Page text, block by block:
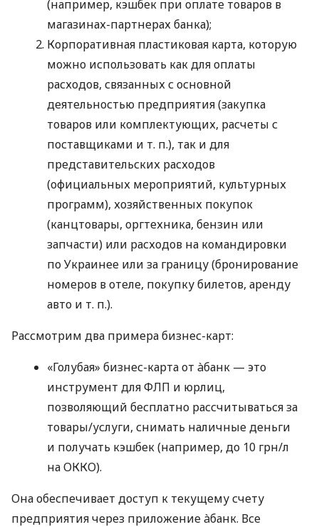
(например, кэшбек при оплате товаров в
магазинах-партнерах банка);
Корпоративная пластиковая карта, которую
можно использовать как для оплаты
расходов, связанных с основной
деятельностью предприятия (закупка
товаров или комплектующих, расчеты с
поставщиками и т. п.), так и для
представительских расходов
(официальных мероприятий, культурных
программ), хозяйственных покупок
(канцтовары, оргтехника, бензин или
запчасти) или расходов на командировки
по Украинее или за границу (бронирование
номеров в отеле, покупку билетов, аренду
авто и т. п.).
Рассмотрим два примера бизнес-карт:
«Голубая» бизнес-карта от àбанк — это
инструмент для ФЛП и юрлиц,
позволяющий бесплатно рассчитываться за
товары/услуги, снимать наличные деньги
и получать кэшбек (например, до 10 грн/л
на ОККО).
Она обеспечивает доступ к текущему счету
предприятия через приложение àбанк. Все